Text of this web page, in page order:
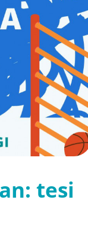
tesi